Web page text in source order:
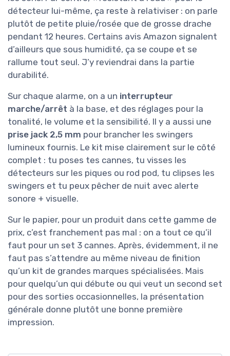
détecteur lui-même, ça reste à relativiser : on parle
plutôt de petite pluie/rosée que de grosse drache
pendant 12 heures. Certains avis Amazon signalent
d’ailleurs que sous humidité, ça se coupe et se
rallume tout seul. J’y reviendrai dans la partie
durabilité.
Sur chaque alarme, on a un interrupteur
marche/arrêt à la base, et des réglages pour la
tonalité, le volume et la sensibilité. Il y a aussi une
prise jack 2,5 mm pour brancher les swingers
lumineux fournis. Le kit mise clairement sur le côté
complet : tu poses tes cannes, tu visses les
détecteurs sur les piques ou rod pod, tu clipses les
swingers et tu peux pêcher de nuit avec alerte
sonore + visuelle.
Sur le papier, pour un produit dans cette gamme de
prix, c’est franchement pas mal : on a tout ce qu’il
faut pour un set 3 cannes. Après, évidemment, il ne
faut pas s’attendre au même niveau de finition
qu’un kit de grandes marques spécialisées. Mais
pour quelqu’un qui débute ou qui veut un second set
pour des sorties occasionnelles, la présentation
générale donne plutôt une bonne première
impression.